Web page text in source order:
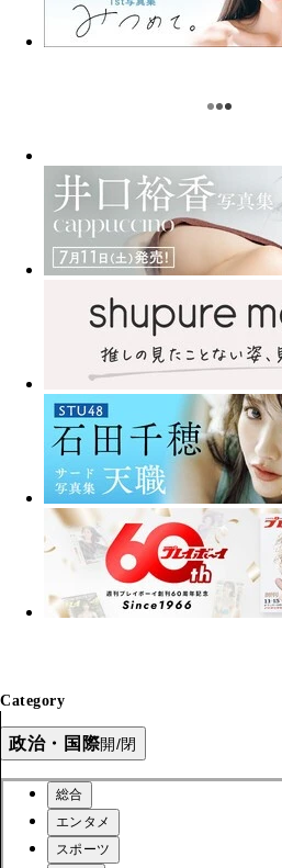
Category
政治・国際開/閉
総合
エンタメ
スポーツ